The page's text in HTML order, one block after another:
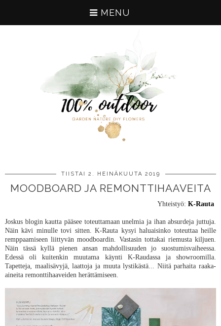
MENU
TIISTAI 2. HEINÄKUUTA 2019
MOODBOARD JA REMONTTIHAAVEITA
Yhteistyö: K-Rauta
Joskus blogin kautta pääsee toteuttamaan unelmia ja ihan absurdeja juttuja.
Näin kävi minulle tovi sitten. K-Rauta kysyi haluaisinko toteuttaa heille
remppaamiseen liittyvän moodboardin. Vastasin tottakai riemusta kiljuen.
Näin tässä kyllä pienen ansan mahdollisuuden jo suostumisvaiheessa.
Edessä oli kuitenkin muutama käynti K-Raudassa ja showroomilla.
Tapetteja, maalisävyjä, laattoja ja muuta lystikästä... Niitä parhaita raaka-
aineita remonttihaaveiden herättämiseen.